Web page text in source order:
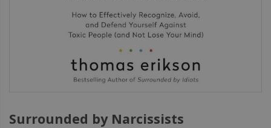
Surrounded by Narcissists